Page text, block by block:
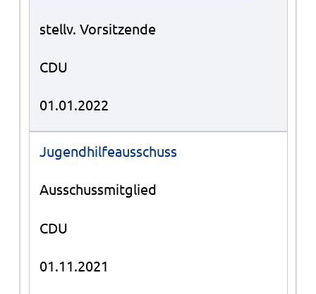
stellv. Vorsitzende
CDU
01.01.2022
Jugendhilfeausschuss
Ausschussmitglied
CDU
01.11.2021